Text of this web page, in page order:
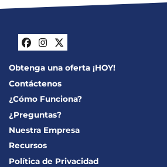
Facebook
Instagram
Twitter
Obtenga una oferta ¡HOY!
Contáctenos
¿Cómo Funciona?
¿Preguntas?
Nuestra Empresa
Recursos
Política de Privacidad